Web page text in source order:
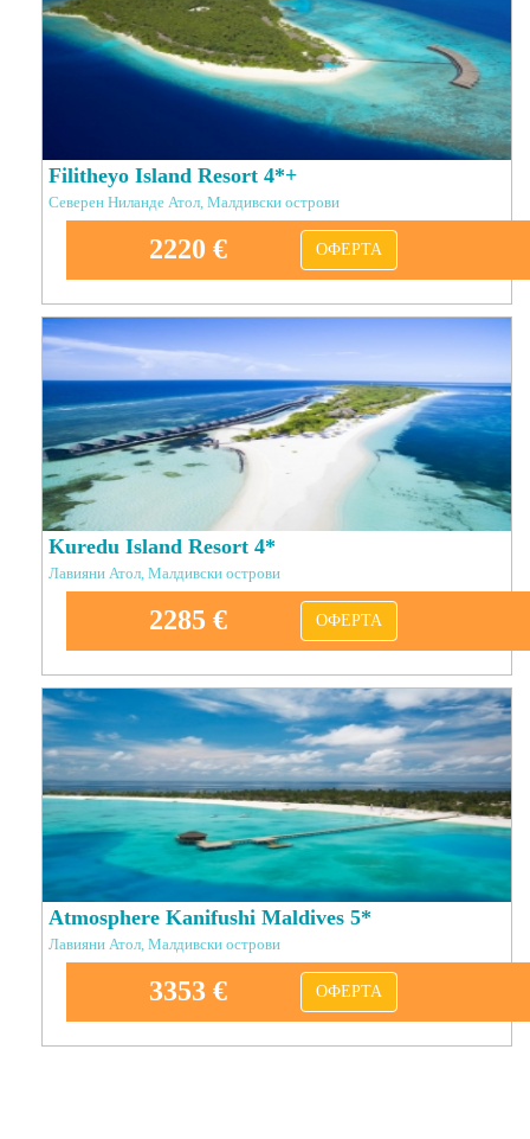
Filitheyo Island Resort 4*+
Северен Ниланде Атол, Малдивски острови
2220 € ОФЕРТА
Kuredu Island Resort 4*
Лавияни Атол, Малдивски острови
2285 € ОФЕРТА
Atmosphere Kanifushi Maldives 5*
Лавияни Атол, Малдивски острови
3353 € ОФЕРТА